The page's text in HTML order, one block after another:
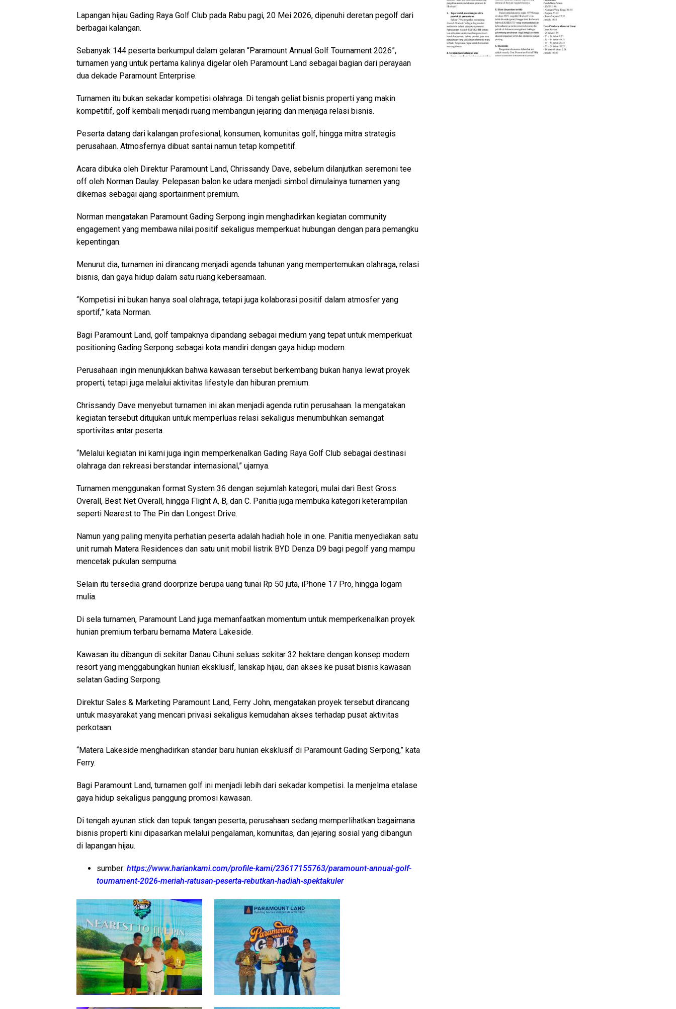
Lapangan hijau Gading Raya Golf Club pada Rabu pagi, 20 Mei 2026, dipenuhi deretan pegolf dari
berbagai kalangan.
Sebanyak 144 peserta berkumpul dalam gelaran “Paramount Annual Golf Tournament 2026”,
turnamen yang untuk pertama kalinya digelar oleh Paramount Land sebagai bagian dari perayaan
dua dekade Paramount Enterprise.
Turnamen itu bukan sekadar kompetisi olahraga. Di tengah geliat bisnis properti yang makin
kompetitif, golf kembali menjadi ruang membangun jejaring dan menjaga relasi bisnis.
Peserta datang dari kalangan profesional, konsumen, komunitas golf, hingga mitra strategis
perusahaan. Atmosfernya dibuat santai namun tetap kompetitif.
Acara dibuka oleh Direktur Paramount Land, Chrissandy Dave, sebelum dilanjutkan seremoni tee
off oleh Norman Daulay. Pelepasan balon ke udara menjadi simbol dimulainya turnamen yang
dikemas sebagai ajang sportainment premium.
Norman mengatakan Paramount Gading Serpong ingin menghadirkan kegiatan community
engagement yang membawa nilai positif sekaligus memperkuat hubungan dengan para pemangku
kepentingan.
Menurut dia, turnamen ini dirancang menjadi agenda tahunan yang mempertemukan olahraga, relasi
bisnis, dan gaya hidup dalam satu ruang kebersamaan.
“Kompetisi ini bukan hanya soal olahraga, tetapi juga kolaborasi positif dalam atmosfer yang
sportif,” kata Norman.
Bagi Paramount Land, golf tampaknya dipandang sebagai medium yang tepat untuk memperkuat
positioning Gading Serpong sebagai kota mandiri dengan gaya hidup modern.
Perusahaan ingin menunjukkan bahwa kawasan tersebut berkembang bukan hanya lewat proyek
properti, tetapi juga melalui aktivitas lifestyle dan hiburan premium.
Chrissandy Dave menyebut turnamen ini akan menjadi agenda rutin perusahaan. Ia mengatakan
kegiatan tersebut ditujukan untuk memperluas relasi sekaligus menumbuhkan semangat
sportivitas antar peserta.
“Melalui kegiatan ini kami juga ingin memperkenalkan Gading Raya Golf Club sebagai destinasi
olahraga dan rekreasi berstandar internasional,” ujarnya.
Turnamen menggunakan format System 36 dengan sejumlah kategori, mulai dari Best Gross
Overall, Best Net Overall, hingga Flight A, B, dan C. Panitia juga membuka kategori keterampilan
seperti Nearest to The Pin dan Longest Drive.
Namun yang paling menyita perhatian peserta adalah hadiah hole in one. Panitia menyediakan satu
unit rumah Matera Residences dan satu unit mobil listrik BYD Denza D9 bagi pegolf yang mampu
mencetak pukulan sempurna.
Selain itu tersedia grand doorprize berupa uang tunai Rp 50 juta, iPhone 17 Pro, hingga logam
mulia.
Di sela turnamen, Paramount Land juga memanfaatkan momentum untuk memperkenalkan proyek
hunian premium terbaru bernama Matera Lakeside.
Kawasan itu dibangun di sekitar Danau Cihuni seluas sekitar 32 hektare dengan konsep modern
resort yang menggabungkan hunian eksklusif, lanskap hijau, dan akses ke pusat bisnis kawasan
selatan Gading Serpong.
Direktur Sales & Marketing Paramount Land, Ferry John, mengatakan proyek tersebut dirancang
untuk masyarakat yang mencari privasi sekaligus kemudahan akses terhadap pusat aktivitas
perkotaan.
“Matera Lakeside menghadirkan standar baru hunian eksklusif di Paramount Gading Serpong,” kata
Ferry.
Bagi Paramount Land, turnamen golf ini menjadi lebih dari sekadar kompetisi. Ia menjelma etalase
gaya hidup sekaligus panggung promosi kawasan.
Di tengah ayunan stick dan tepuk tangan peserta, perusahaan sedang memperlihatkan bagaimana
bisnis properti kini dipasarkan melalui pengalaman, komunitas, dan jejaring sosial yang dibangun
di lapangan hijau.
sumber: https://www.hariankami.com/profile-kami/23617155763/paramount-annual-golf-
tournament-2026-meriah-ratusan-peserta-rebutkan-hadiah-spektakuler